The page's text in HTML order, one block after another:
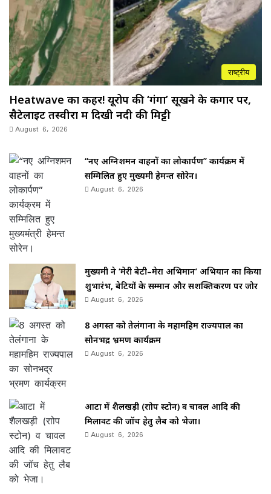
राष्ट्रीय
Heatwave का कहर! यूरोप की ‘गंगा’ सूखने के कगार पर,
सैटेलाइट तस्वीरों में दिखी नदी की मिट्टी
August 6, 2026
“नए अग्निशमन वाहनों का लोकार्पण” कार्यक्रम में
सम्मिलित हुए मुख्यमंत्री हेमन्त सोरेन।
August 6, 2026
मुख्यमंत्री ने ‘मेरी बेटी–मेरा अभिमान’ अभियान का किया
शुभारंभ, बेटियों के सम्मान और सशक्तिकरण पर जोर
August 6, 2026
8 अगस्त को तेलंगाना के महामहिम राज्यपाल का
सोनभद्र भ्रमण कार्यक्रम
August 6, 2026
आटा में शैलखड़ी (राोप स्टोन) व चावल आदि की
मिलावट की जॉच हेतु लैब को भेजा।
August 6, 2026